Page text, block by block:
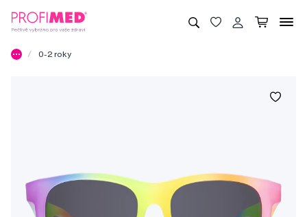
0-2 roky